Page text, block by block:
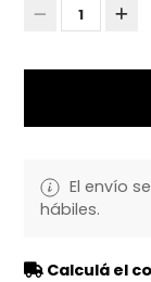
1
El envío
hábiles.
Calculá el